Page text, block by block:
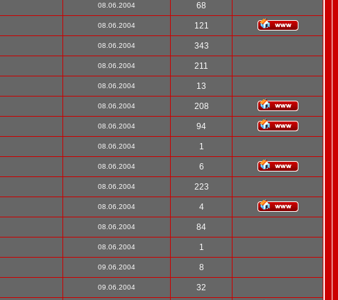
08.06.2004 68
08.06.2004 121
08.06.2004 343
08.06.2004 211
08.06.2004 13
08.06.2004 208
08.06.2004 94
08.06.2004 1
08.06.2004 6
08.06.2004 223
08.06.2004 4
08.06.2004 84
08.06.2004 1
09.06.2004 8
09.06.2004 32